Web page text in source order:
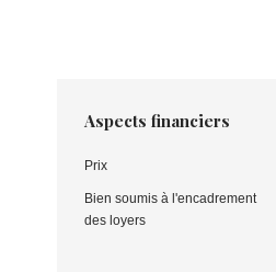
Aspects financiers
Prix
Bien soumis à l'encadrement
des loyers